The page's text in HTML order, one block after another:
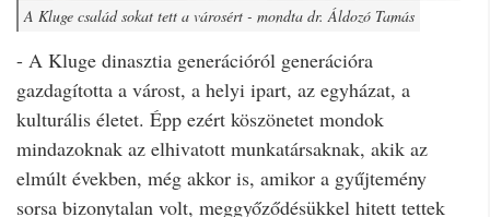
A Kluge család sokat tett a városért - mondta dr. Áldozó Tamás
- A Kluge dinasztia generációról generációra
gazdagította a várost, a helyi ipart, az egyházat, a
kulturális életet. Épp ezért köszönetet mondok
mindazoknak az elhivatott munkatársaknak, akik az
elmúlt években, még akkor is, amikor a gyűjtemény
sorsa bizonytalan volt, meggyőződésükkel hitett tettek